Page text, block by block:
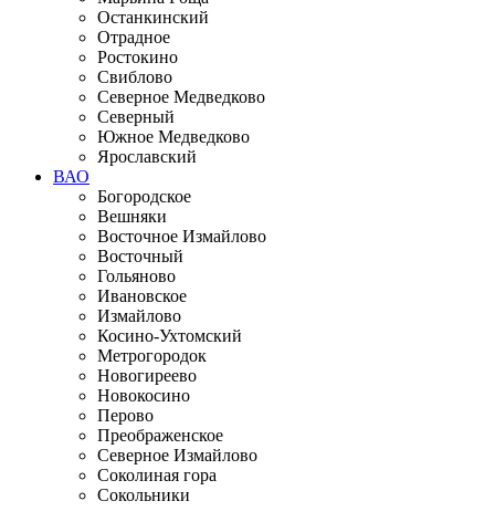
Останкинский
Отрадное
Ростокино
Свиблово
Северное Медведково
Северный
Южное Медведково
Ярославский
ВАО
Богородское
Вешняки
Восточное Измайлово
Восточный
Гольяново
Ивановское
Измайлово
Косино-Ухтомский
Метрогородок
Новогиреево
Новокосино
Перово
Преображенское
Северное Измайлово
Соколиная гора
Сокольники